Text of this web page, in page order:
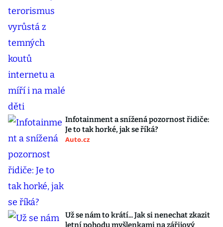
Infotainment a snížená pozornost řidiče:
Je to tak horké, jak se říká?
Auto.cz
Už se nám to krátí... Jak si nenechat zkazit
letní pohodu myšlenkami na zářijový